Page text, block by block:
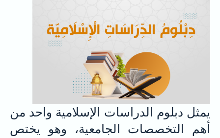
يمثل دبلوم الدراسات الإسلامية واحد من
أهم التخصصات الجامعية، وهو يختص